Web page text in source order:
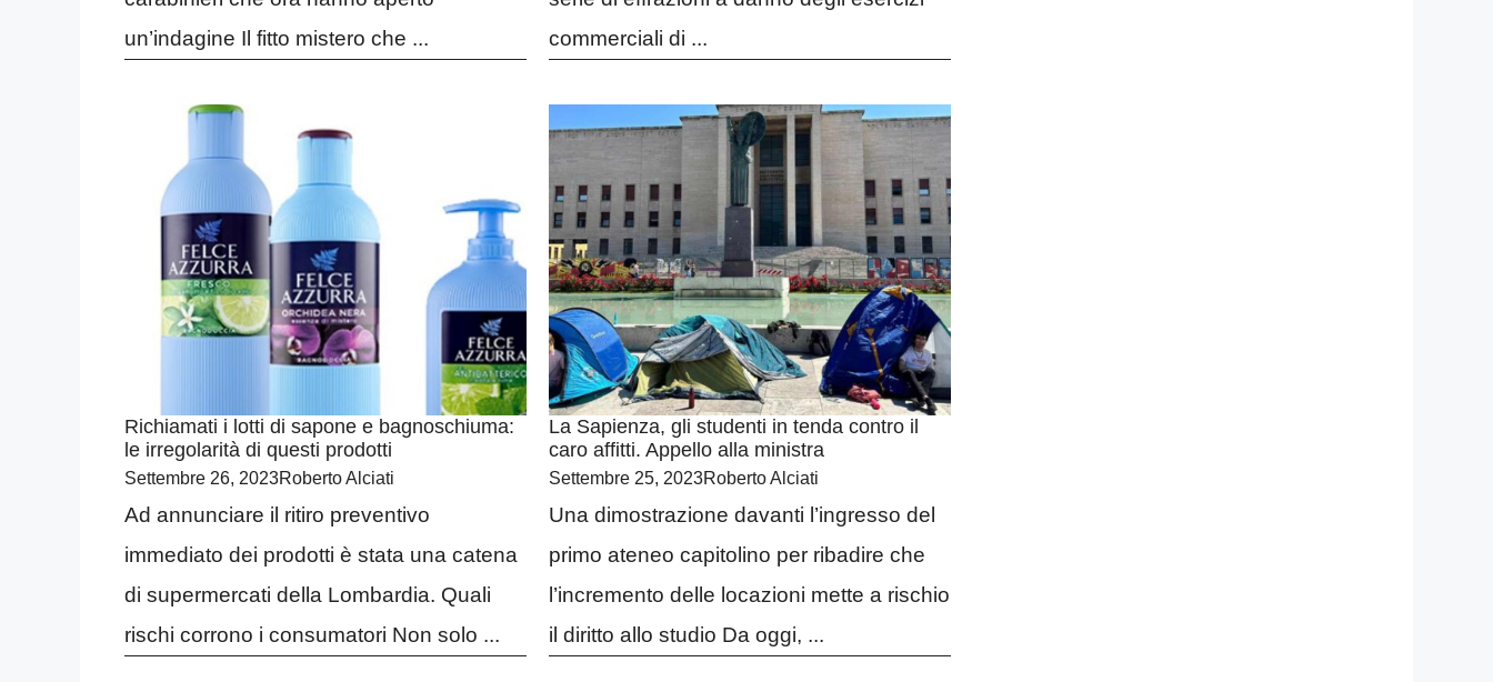
un’indagine Il fitto mistero che ...
commerciali di ...
Richiamati i lotti di sapone e bagnoschiuma:
le irregolarità di questi prodotti
Settembre 26, 2023Roberto Alciati
Ad annunciare il ritiro preventivo
immediato dei prodotti è stata una catena
di supermercati della Lombardia. Quali
rischi corrono i consumatori Non solo ...
La Sapienza, gli studenti in tenda contro il
caro affitti. Appello alla ministra
Settembre 25, 2023Roberto Alciati
Una dimostrazione davanti l’ingresso del
primo ateneo capitolino per ribadire che
l’incremento delle locazioni mette a rischio
il diritto allo studio Da oggi, ...